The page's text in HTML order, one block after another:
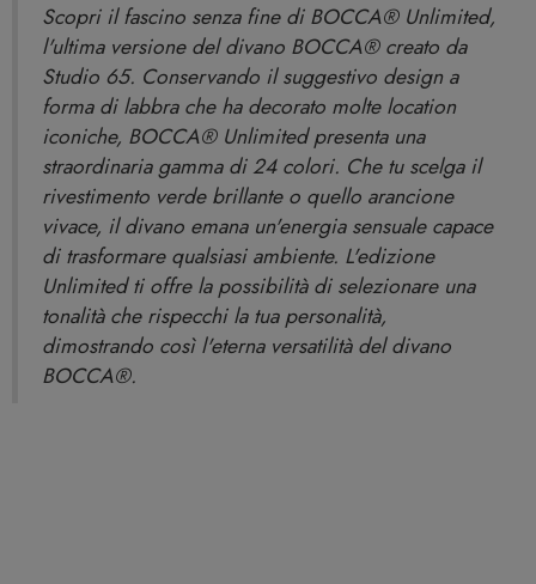
Scopri il fascino senza fine di BOCCA® Unlimited,
l'ultima versione del divano BOCCA® creato da
Studio 65. Conservando il suggestivo design a
forma di labbra che ha decorato molte location
iconiche, BOCCA® Unlimited presenta una
straordinaria gamma di 24 colori. Che tu scelga il
rivestimento verde brillante o quello arancione
vivace, il divano emana un'energia sensuale capace
di trasformare qualsiasi ambiente. L'edizione
Unlimited ti offre la possibilità di selezionare una
tonalità che rispecchi la tua personalità,
dimostrando così l'eterna versatilità del divano
BOCCA®.